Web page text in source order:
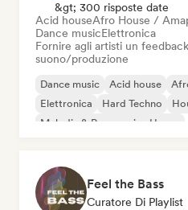
&gt; 300 risposte date
Acid houseAfro House /
Dance musicElettronica
Fornire agli artisti un
suono/produzione
Dance music Acid house
Elettronica
Hard Techno
Melodic & Progressive House
Feel the Bass
Curatore Di Playlist